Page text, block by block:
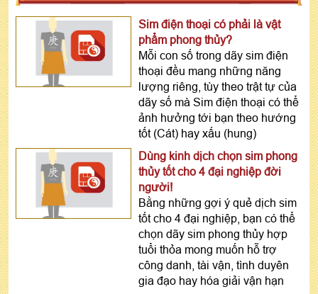
Sim điện thoại có phải là vật
phẩm phong thủy?
Mỗi con số trong dãy sim điện
thoại đều mang những năng
lượng riêng, tùy theo trật tự của
dãy số mà Sim điện thoại có thể
ảnh hưởng tới bạn theo hướng
tốt (Cát) hay xấu (hung)
Dùng kinh dịch chọn sim phong
thủy tốt cho 4 đại nghiệp đời
người!
Bằng những gợi ý quẻ dịch sim
tốt cho 4 đại nghiệp, bạn có thể
chọn dãy sim phong thủy hợp
tuổi thỏa mong muốn hỗ trợ
công danh, tài vận, tình duyên
gia đạo hay hóa giải vận hạn